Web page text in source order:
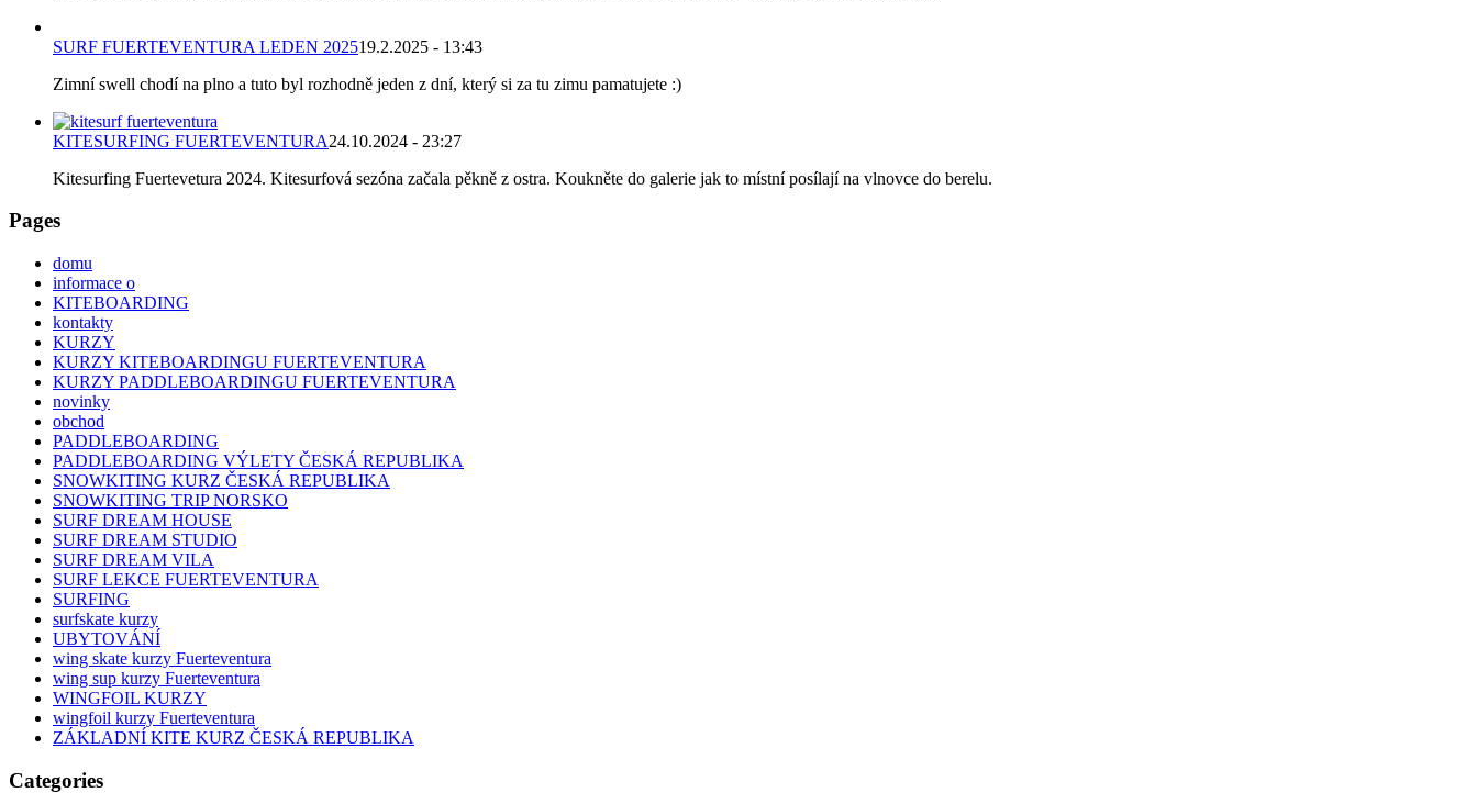
SURF FUERTEVENTURA LEDEN 202519.2.2025 - 13:43
Zimní swell chodí na plno a tuto byl rozhodně jeden z dní, který si za tu zimu pamatujete :)
KITESURFING FUERTEVENTURA24.10.2024 - 23:27
Kitesurfing Fuertevetura 2024. Kitesurfová sezóna začala pěkně z ostra. Koukněte do galerie jak to místní posílají na vlnovce do berelu.
Pages
domu
informace o
KITEBOARDING
kontakty
KURZY
KURZY KITEBOARDINGU FUERTEVENTURA
KURZY PADDLEBOARDINGU FUERTEVENTURA
novinky
obchod
PADDLEBOARDING
PADDLEBOARDING VÝLETY ČESKÁ REPUBLIKA
SNOWKITING KURZ ČESKÁ REPUBLIKA
SNOWKITING TRIP NORSKO
SURF DREAM HOUSE
SURF DREAM STUDIO
SURF DREAM VILA
SURF LEKCE FUERTEVENTURA
SURFING
surfskate kurzy
UBYTOVÁNÍ
wing skate kurzy Fuerteventura
wing sup kurzy Fuerteventura
WINGFOIL KURZY
wingfoil kurzy Fuerteventura
ZÁKLADNÍ KITE KURZ ČESKÁ REPUBLIKA
Categories